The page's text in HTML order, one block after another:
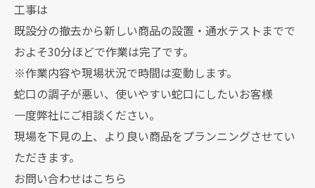
工事は
既設分の撤去から新しい商品の設置・通水テストまでで
およそ30分ほどで作業は完了です。
※作業内容や現場状況で時間は変動します。
蛇口の調子が悪い、使いやすい蛇口にしたいお客様
一度弊社にご相談ください。
現場を下見の上、より良い商品をプランニングさせてい
ただきます。
お問い合わせはこちら